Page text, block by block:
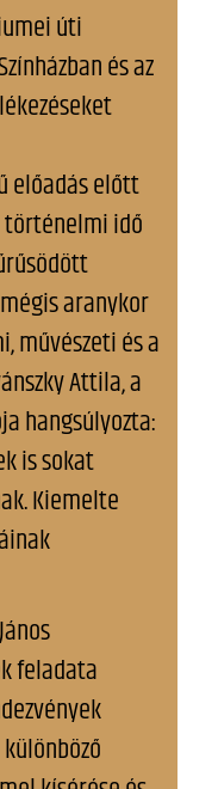
úti
és az
előadás előtt
történelmi idő
aranykor
művészeti és a
Attila, a
hangsúlyozta:
is sokat
Kiemelte
feladata